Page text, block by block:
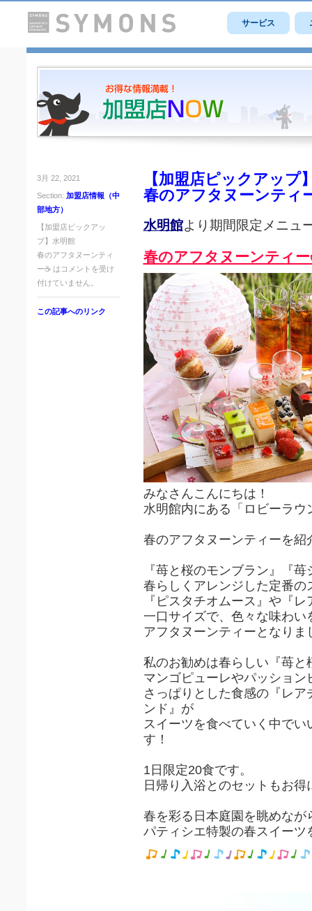
サービス
3月 22, 2021
Section: 加盟店情報（中
部地方）
【加盟店ピックアッ
プ】水明館
春のアフタヌーンティ
ー☕ は コメントを受け
付けていません。
この記事へのリンク
【加盟店ピックアップ
春のアフタヌーンティ
水明館より期間限定メニュ
春のアフタヌーンティー
みなさんこんにちは！
水明館内にある「ロビーラウ
春のアフタヌーンティーを紹
『苺と桜のモンブラン』『
春らしくアレンジした定番の
『ピスタチオムース』や『
一口サイズで、色々な味わい
アフタヌーンティーとなりま
私のお勧めは春らしい『苺と
マンゴピューレやパッション
さっぱりとした食感の『レ
ンド』が
スイーツを食べていく中で
す！
1日限定20食です。
日帰り入浴とのセットもお
春を彩る日本庭園を眺めなが
パティシエ特製の春スイーツ